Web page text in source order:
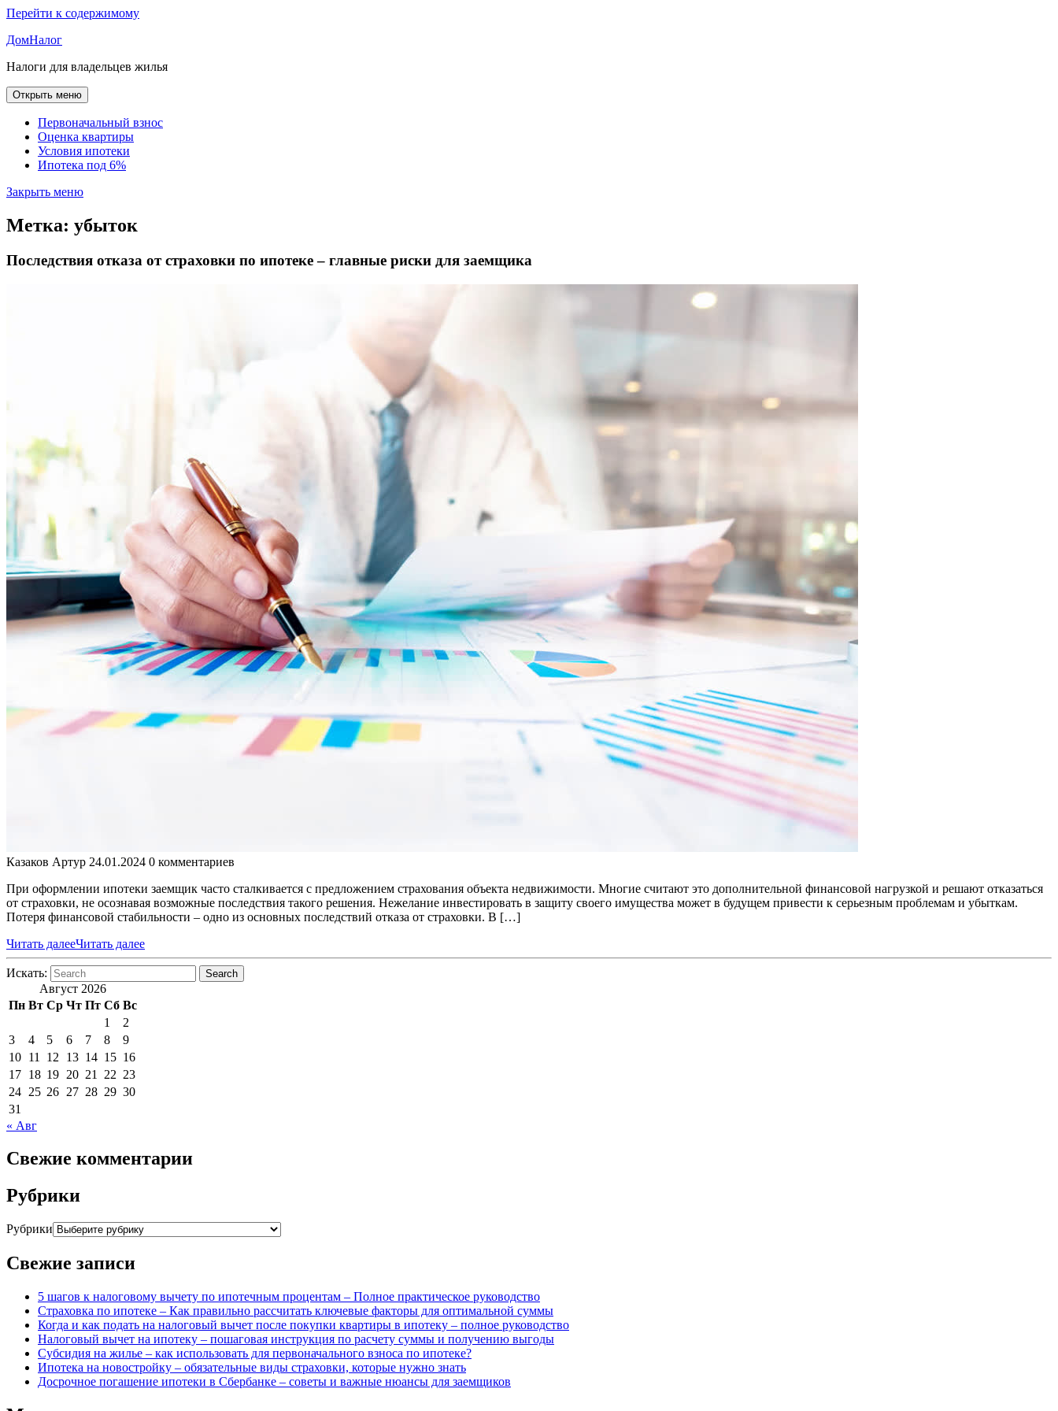
Перейти к содержимому
ДомНалог
Налоги для владельцев жилья
Открыть меню
Первоначальный взнос
Оценка квартиры
Условия ипотеки
Ипотека под 6%
Закрыть меню
Метка: убыток
Последствия отказа от страховки по ипотеке – главные риски для заемщика
Казаков Артур 24.01.2024 0 комментариев
При оформлении ипотеки заемщик часто сталкивается с предложением страхования объекта недвижимости. Многие считают это дополнительной финансовой нагрузкой и решают отказаться
от страховки, не осознавая возможные последствия такого решения. Нежелание инвестировать в защиту своего имущества может в будущем привести к серьезным проблемам и убыткам.
Потеря финансовой стабильности – одно из основных последствий отказа от страховки. В […]
Читать далееЧитать далее
Искать: Search
Август 2026
Пн Вт Ср Чт Пт Сб Вс
1
2
3
4 5 6 7 8
9
10 11 12 13 14 15 16
17 18 19 20 21 22 23
24 25 26 27 28 29 30
31
« Авг
Свежие комментарии
Рубрики
Рубрики
Свежие записи
5 шагов к налоговому вычету по ипотечным процентам – Полное практическое руководство
Страховка по ипотеке – Как правильно рассчитать ключевые факторы для оптимальной суммы
Когда и как подать на налоговый вычет после покупки квартиры в ипотеку – полное руководство
Налоговый вычет на ипотеку – пошаговая инструкция по расчету суммы и получению выгоды
Субсидия на жилье – как использовать для первоначального взноса по ипотеке?
Ипотека на новостройку – обязательные виды страховки, которые нужно знать
Досрочное погашение ипотеки в Сбербанке – советы и важные нюансы для заемщиков